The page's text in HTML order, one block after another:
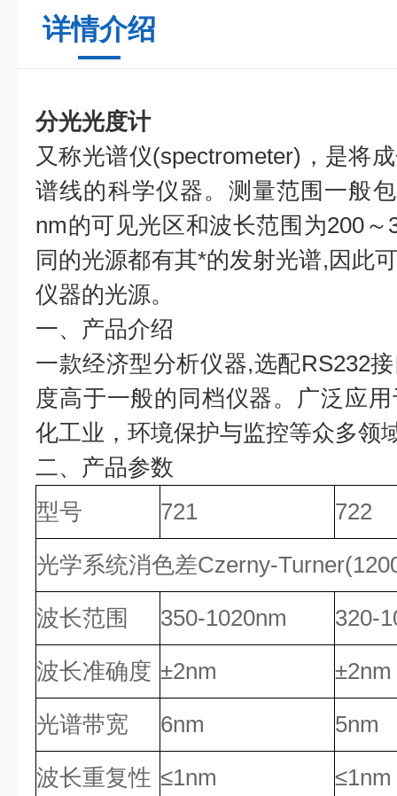
详情介绍
分光光度计
又称光谱仪(spectrometer)，是将
谱线的科学仪器。测量范围一般
nm的可见光区和波长范围为200
同的光源都有其*的发射光谱,因此
仪器的光源。
一、产品介绍
一款经济型分析仪器,选配RS232
度高于一般的同档仪器。广泛应
化工业，环境保护与监控等众多领
二、产品参数
型号
721
722
光学系统消色差Czerny-
波长范围
350-1020nm
320-
波长准确度 ±2nm
±2nm
光谱带宽
6nm
5nm
波长重复性 ≤1nm ≤1nm